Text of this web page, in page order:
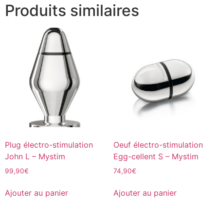
Produits similaires
Plug électro-stimulation
John L – Mystim
99,90€
Ajouter au panier
Oeuf électro-stimulation
Egg-cellent S – Mystim
74,90€
Ajouter au panier